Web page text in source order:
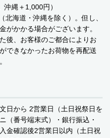
縄＋1,000円）
海道・沖縄を除く）。但し、
がかかる場合がございます。
後、お客様のご都合によりお
できなかったお荷物を再配送
日から 2営業日（土日祝祭日を
（番号端末式）・銀行振込・
金確認後2営業日以内（土日祝